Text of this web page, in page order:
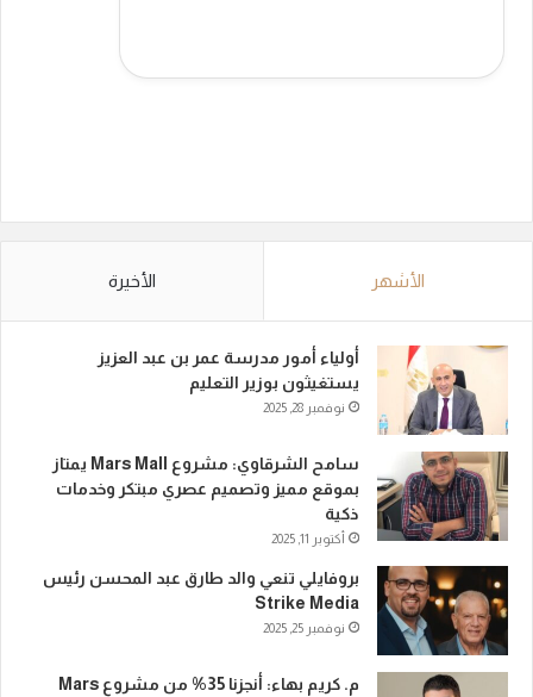
الأشهر الأخيرة
أولياء أمور مدرسة عمر بن عبد العزيز
يستغيثون بوزير التعليم
نوفمبر 28, 2025
سامح الشرقاوي: مشروع Mars Mall يمتاز
بموقع مميز وتصميم عصري مبتكر وخدمات
ذكية
أكتوبر 11, 2025
بروفايلي تنعي والد طارق عبد المحسن رئيس
Strike Media
نوفمبر 25, 2025
م. كريم بهاء: أنجزنا 35% من مشروع Mars